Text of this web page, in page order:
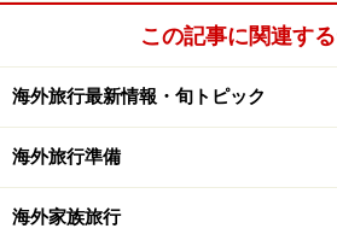
この記事に関連す
海外旅行最新情報・旬トピック
海外旅行準備
海外家族旅行